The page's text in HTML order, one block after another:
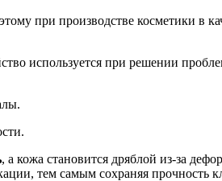
при производстве косметики в
используется при решении
, а кожа становится дряблой из-за
тем самым сохраняя прочность